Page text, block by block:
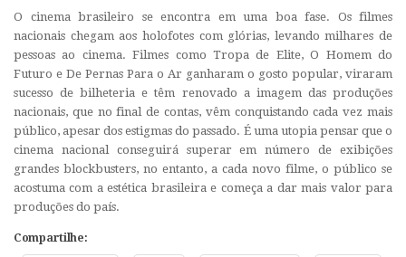
O cinema brasileiro se encontra em uma boa fase. Os filmes
nacionais chegam aos holofotes com glórias, levando milhares de
pessoas ao cinema. Filmes como Tropa de Elite, O Homem do
Futuro e De Pernas Para o Ar ganharam o gosto popular, viraram
sucesso de bilheteria e têm renovado a imagem das produções
nacionais, que no final de contas, vêm conquistando cada vez mais
público, apesar dos estigmas do passado. É uma utopia pensar que o
cinema nacional conseguirá superar em número de exibições
grandes blockbusters, no entanto, a cada novo filme, o público se
acostuma com a estética brasileira e começa a dar mais valor para
produções do país.
Compartilhe: